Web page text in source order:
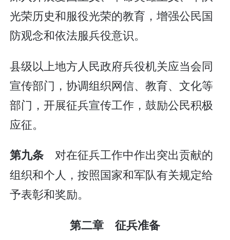
光荣历史和服役光荣的教育，增强公民国
防观念和依法服兵役意识。
县级以上地方人民政府兵役机关应当会同
宣传部门，协调组织网信、教育、文化等
部门，开展征兵宣传工作，鼓励公民积极
应征。
第九条 对在征兵工作中作出突出贡献的
组织和个人，按照国家和军队有关规定给
予表彰和奖励。
第二章 征兵准备